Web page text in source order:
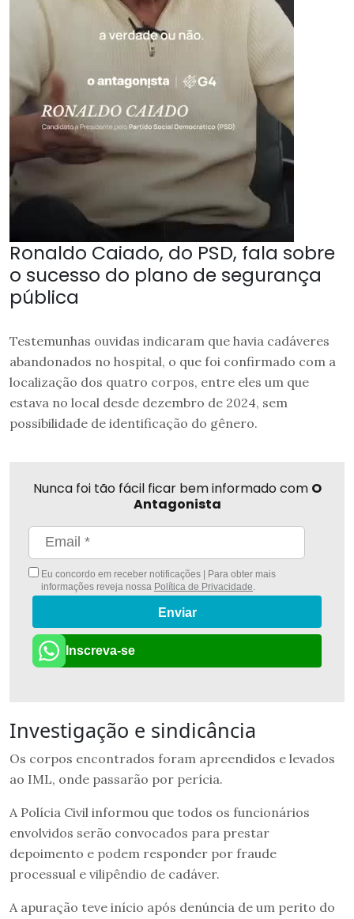
Ronaldo Caiado, do PSD, fala sobre
o sucesso do plano de segurança
pública
Testemunhas ouvidas indicaram que havia cadáveres
abandonados no hospital, o que foi confirmado com a
localização dos quatro corpos, entre eles um que
estava no local desde dezembro de 2024, sem
possibilidade de identificação do gênero.
Nunca foi tão fácil ficar bem informado com O
Antagonista
Eu concordo em receber notificações | Para obter mais
informações reveja nossa Política de Privacidade.
Enviar
Inscreva-se
Investigação e sindicância
Os corpos encontrados foram apreendidos e levados
ao IML, onde passarão por perícia.
A Polícia Civil informou que todos os funcionários
envolvidos serão convocados para prestar
depoimento e podem responder por fraude
processual e vilipêndio de cadáver.
A apuração teve início após denúncia de um perito do